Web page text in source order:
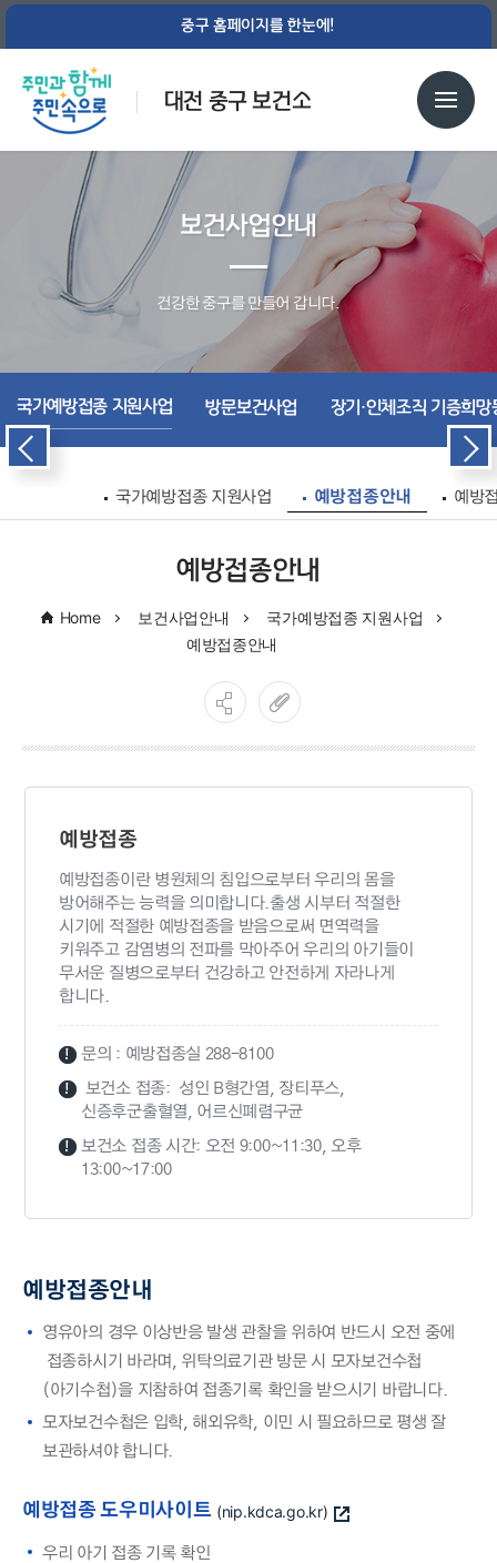
중구 홈페이지를 한눈에!
대전 중구 보건소
보건사업안내
건강한 중구를 만들어 갑니다.
국가예방접종 지원사업
국가예방접종 지원사업 예방접종안내 예방
방문보건사업 장기·인체조직 기증희
예방접종안내
Home 보건사업안내
국가예방접종 지원사업
예방접종안내
예방접종
예방접종이란 병원체의 침입으로부터 우리의 몸을
방어해주는 능력을 의미합니다.출생 시부터 적절한
시기에 적절한 예방접종을 받음으로써 면역력을
키워주고 감염병의 전파를 막아주어 우리의 아기들이
무서운 질병으로부터 건강하고 안전하게 자라나게
합니다.
문의 : 예방접종실 288-8100
보건소 접종: 성인 B형간염, 장티푸스,
신증후군출혈열, 어르신폐렴구균
보건소 접종 시간: 오전 9:00~11:30, 오후
13:00~17:00
예방접종안내
영유아의 경우 이상반응 발생 관찰을 위하여 반드시 오전 중에
접종하시기 바라며, 위탁의료기관 방문 시 모자보건수첩
(아기수첩)을 지참하여 접종기록 확인을 받으시기 바랍니다.
모자보건수첩은 입학, 해외유학, 이민 시 필요하므로 평생 잘
보관하셔야 합니다.
예방접종 도우미사이트 (nip.kdca.go.kr)
우리 아기 접종 기록 확인